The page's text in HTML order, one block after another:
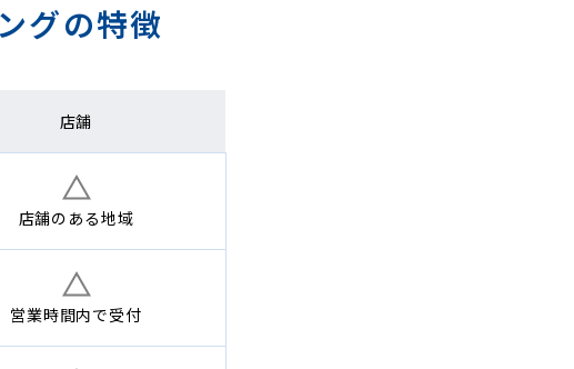
グの特徴
店舗
店舗の ある地域
営業時間内で受付